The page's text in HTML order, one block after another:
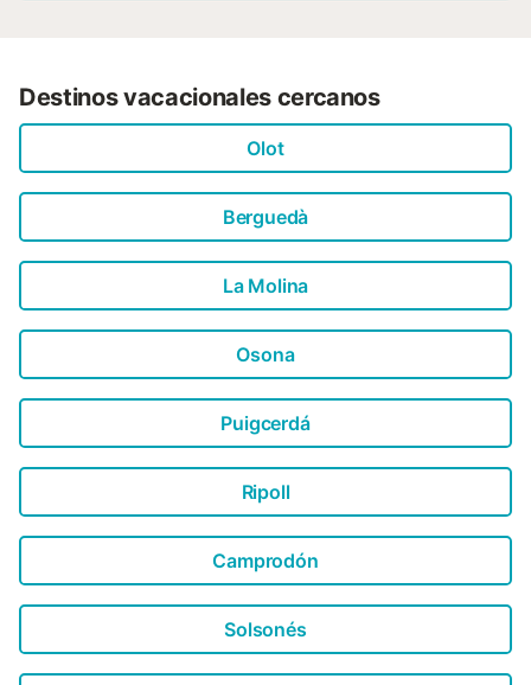
Destinos vacacionales cercanos
Olot
Berguedà
La Molina
Osona
Puigcerdá
Ripoll
Camprodón
Solsonés